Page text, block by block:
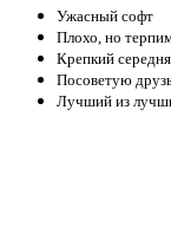
Ужасный софт
Плохо, но
Крепкий
Посоветую
Лучший из